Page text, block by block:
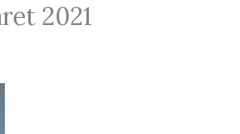
2021